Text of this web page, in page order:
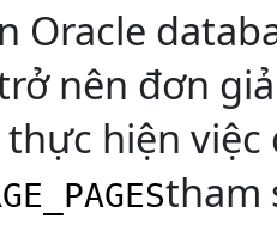
Oracle
nên đơn
hiện việc
tham